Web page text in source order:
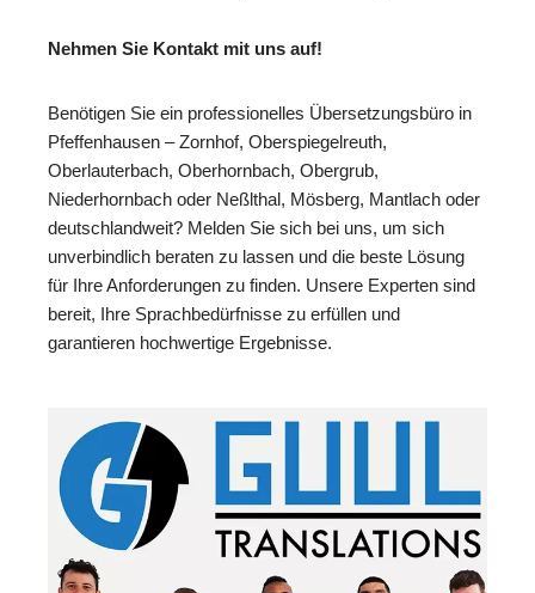
Nehmen Sie Kontakt mit uns auf!
Benötigen Sie ein professionelles Übersetzungsbüro in
Pfeffenhausen – Zornhof, Oberspiegelreuth,
Oberlauterbach, Oberhornbach, Obergrub,
Niederhornbach oder Neßlthal, Mösberg, Mantlach oder
deutschlandweit? Melden Sie sich bei uns, um sich
unverbindlich beraten zu lassen und die beste Lösung
für Ihre Anforderungen zu finden. Unsere Experten sind
bereit, Ihre Sprachbedürfnisse zu erfüllen und
garantieren hochwertige Ergebnisse.